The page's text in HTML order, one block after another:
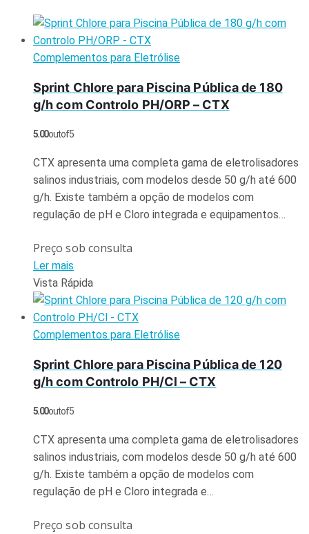
Complementos para Eletrólise
Sprint Chlore para Piscina Pública de 180
g/h com Controlo PH/ORP – CTX
5.00out of 5
CTX apresenta uma completa gama de eletrolisadores
salinos industriais, com modelos desde 50 g/h até 600
g/h. Existe também a opção de modelos com
regulação de pH e Cloro integrada e equipamentos…
Preço sob consulta
Ler mais
Vista Rápida
Complementos para Eletrólise
Sprint Chlore para Piscina Pública de 120
g/h com Controlo PH/Cl – CTX
5.00out of 5
CTX apresenta uma completa gama de eletrolisadores
salinos industriais, com modelos desde 50 g/h até 600
g/h. Existe também a opção de modelos com
regulação de pH e Cloro integrada e…
Preço sob consulta